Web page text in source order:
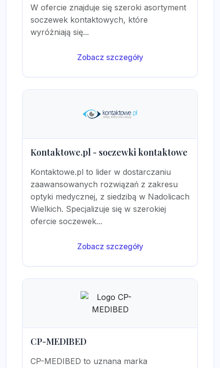
W ofercie znajduje się szeroki asortyment
soczewek kontaktowych, które
wyróżniają się...
Zobacz szczegóły
Kontaktowe.pl - soczewki kontaktowe
Kontaktowe.pl to lider w dostarczaniu
zaawansowanych rozwiązań z zakresu
optyki medycznej, z siedzibą w Nadolicach
Wielkich. Specjalizuje się w szerokiej
ofercie soczewek...
Zobacz szczegóły
CP-MEDIBED
CP-MEDIBED to uznana marka